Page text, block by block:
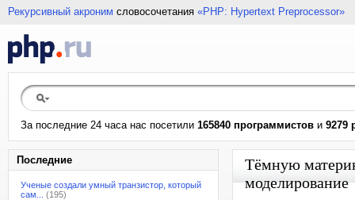
Рекурсивный акроним словосочетания «PHP: Hypertext Preprocessor»
За последние 24 часа нас посетили 165840 программистов и 9279
Последние
Ученые создали умный транзистор, который
сам...
(195)
Тёмную
моделирование